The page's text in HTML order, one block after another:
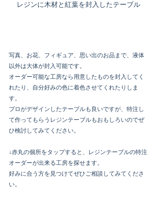
レジンに木材と紅葉を封入したテーブル
写真、お花、フィギュア、思い出のお品まで、液体
以外は大体が封入可能です。
オーダー可能な工房なら用意したものを封入してく
れたり、自分好みの色に着色させてくれたりしま
す。
プロがデザインしたテーブルも良いですが、特注し
て作ってもらうレジンテーブルもおもしろいのでぜ
ひ検討してみてください。
↓赤丸の個所をタップすると、レジンテーブルの特注
オーダーが出来る工房を探せます。
好みに合う方を見つけてぜひご相談してみてくださ
い。